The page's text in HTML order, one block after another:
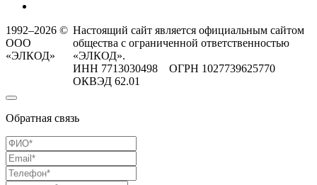
1992–2026 ©
ООО
«ЭЛКОД»
Настоящий сайт является официальным сайтом
общества с ограниченной ответственностью
«ЭЛКОД».
ИНН 7713030498 ОГРН 1027739625770
ОКВЭД 62.01
Обратная связь